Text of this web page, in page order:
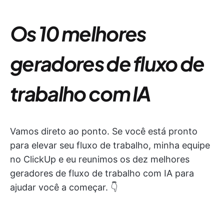
Os 10 melhores
geradores de fluxo de
trabalho com IA
Vamos direto ao ponto. Se você está pronto
para elevar seu fluxo de trabalho, minha equipe
no ClickUp e eu reunimos os dez melhores
geradores de fluxo de trabalho com IA para
ajudar você a começar. 👇